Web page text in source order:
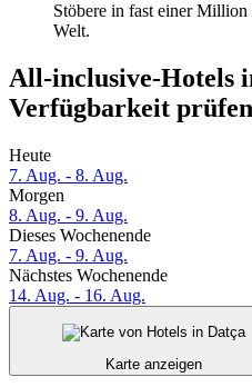
Stöbere in fast einer
Welt.
All-inclusive-Hotels
Verfügbarkeit prüfen
Heute
7. Aug. - 8. Aug.
Morgen
8. Aug. - 9. Aug.
Dieses Wochenende
7. Aug. - 9. Aug.
Nächstes Wochenende
14. Aug. - 16. Aug.
Karte anzeigen